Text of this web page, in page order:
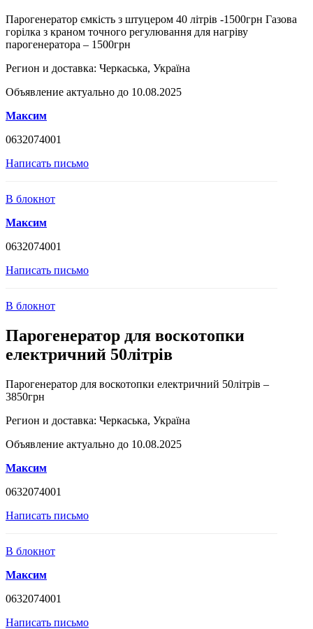
Парогенератор ємкість з штуцером 40 літрів -1500грн Газова
горілка з краном точного регулювання для нагріву
парогенератора – 1500грн
Регион и доставка: Черкаська, Україна
Объявление актуально до 10.08.2025
Максим
0632074001
Написать письмо
В блокнот
Максим
0632074001
Написать письмо
В блокнот
Парогенератор для воскотопки
електричний 50літрів
Парогенератор для воскотопки електричний 50літрів –
3850грн
Регион и доставка: Черкаська, Україна
Объявление актуально до 10.08.2025
Максим
0632074001
Написать письмо
В блокнот
Максим
0632074001
Написать письмо